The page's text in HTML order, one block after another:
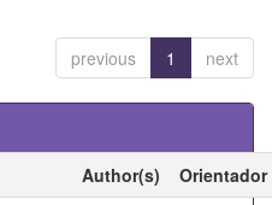
previous 1 next
Author(s)
Orientador